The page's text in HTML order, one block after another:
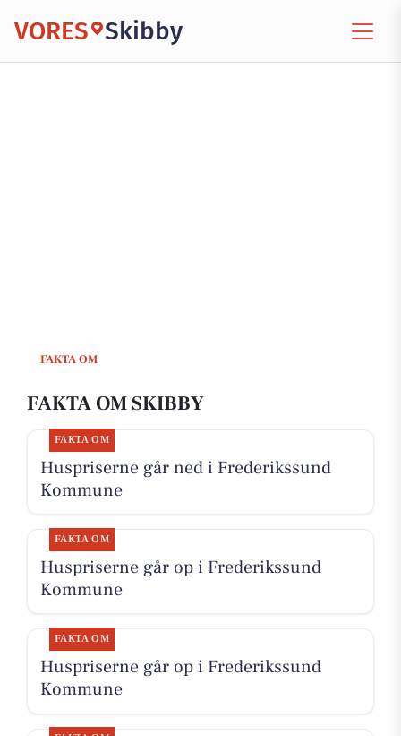
VORES Skibby
FAKTA OM
FAKTA OM SKIBBY
FAKTA OM
Huspriserne går ned i Frederikssund
Kommune
FAKTA OM
Huspriserne går op i Frederikssund
Kommune
FAKTA OM
Huspriserne går op i Frederikssund
Kommune